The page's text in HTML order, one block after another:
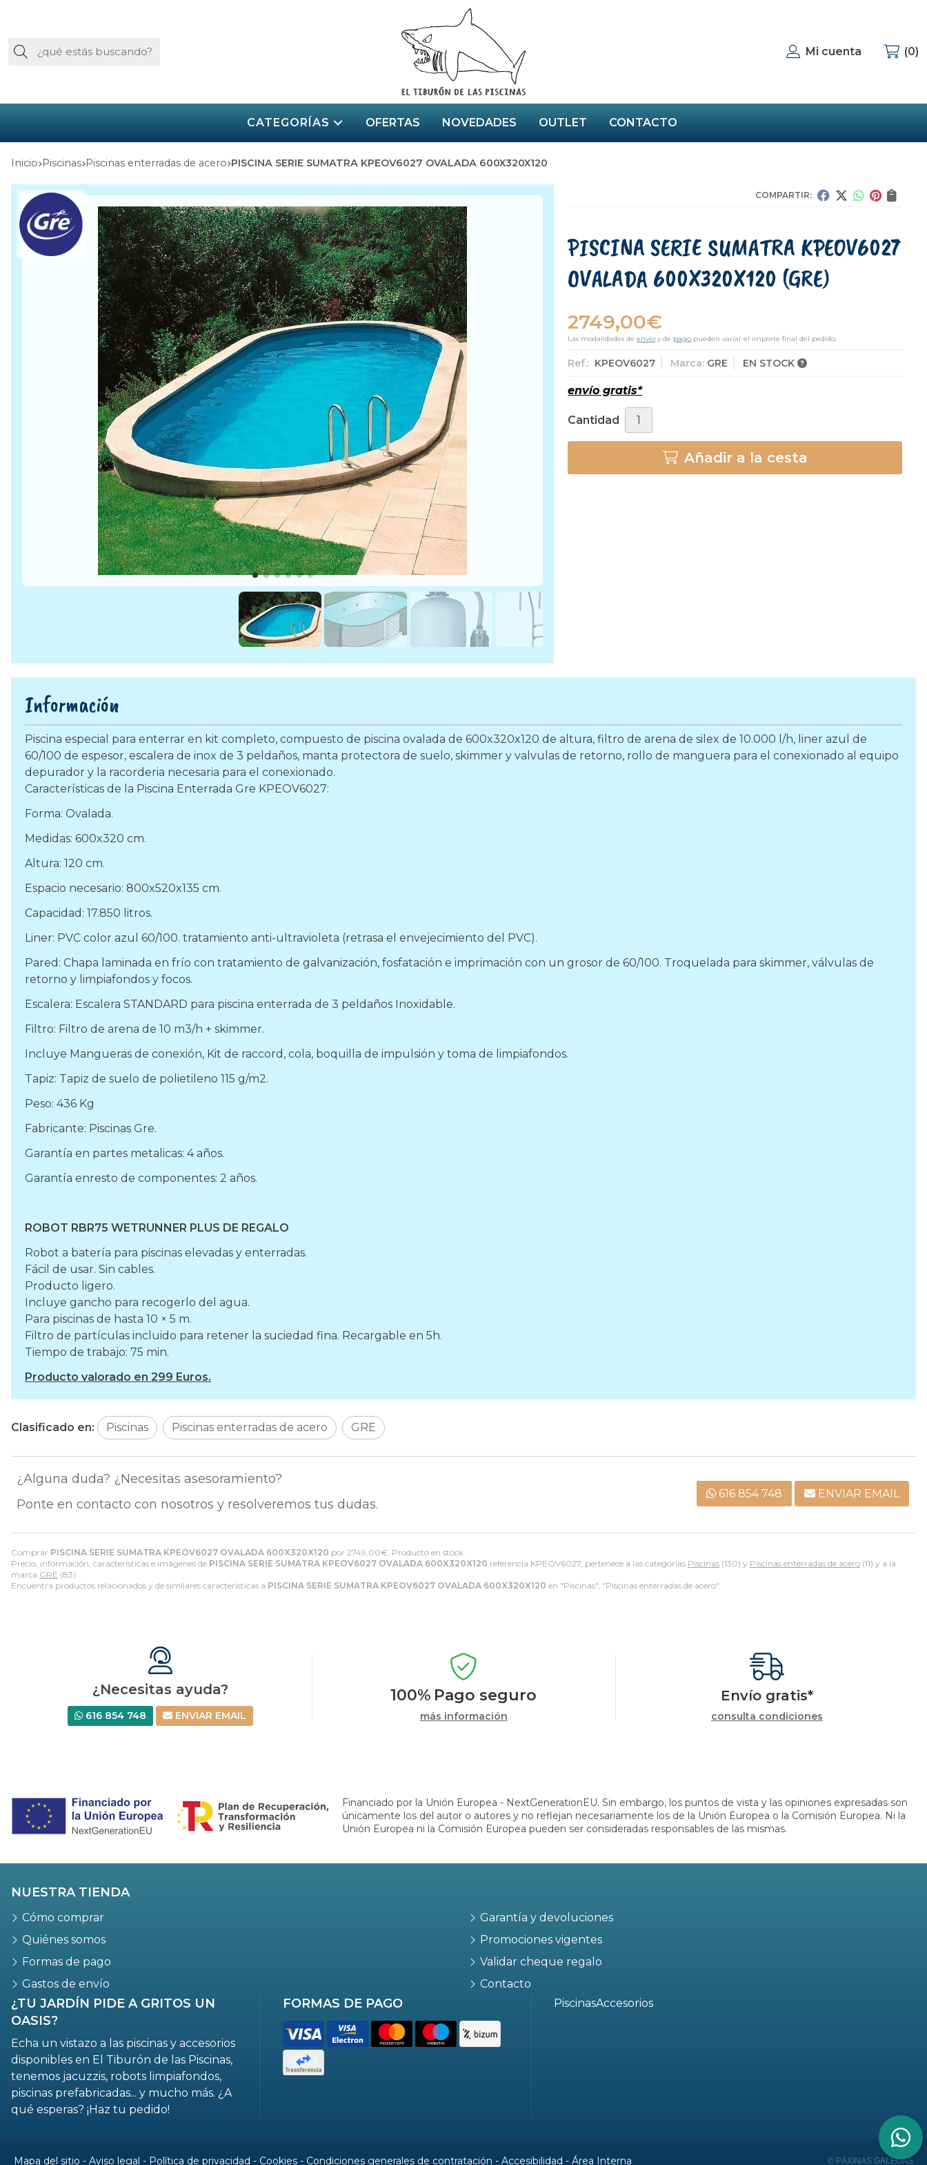
Buscar Mi cuenta 0
CATEGORÍAS OFERTAS NOVEDADES OUTLET CONTACTO
Inicio piscinas piscinas enterradas de acero PISCINA SERIE SUMATRA KPEOV6027 OVALADA 600X320X120
COMPARTIR:
PISCINA SERIE SUMATRA KPEOV6027
OVALADA 600X320X120 (GRE)
2749,00€
Las modalidades deenvío y de pago pueden variar el importe final del pedido.
Ref.: KPEOV6027 Marca: GRE EN STOCK
envío gratis*
Cantidad
Añadir a la cesta
Comprar PISCINA SERIE SUMATRA KPEOV6027 OVALADA 600X320X120 por 2749,00€. Producto en stock.
Precio, información, características e imágenes de PISCINA SERIE SUMATRA KPEOV6027 OVALADA 600X320X120 referencia KPEOV6027, pertenece a las categorías Piscinas (130) y Piscinas enterradas de acero (11) y a la
marca GRE (83).
Encuentra productos relacionados y de similares características a PISCINA SERIE SUMATRA KPEOV6027 OVALADA 600X320X120 en "Piscinas", "Piscinas enterradas de acero".
Información
Piscina especial para enterrar en kit completo, compuesto de piscina ovalada de 600x320x120 de altura, filtro de arena de silex de 10.000 l/h, liner azul de
60/100 de espesor, escalera de inox de 3 peldaños, manta protectora de suelo, skimmer y valvulas de retorno, rollo de manguera para el conexionado al equipo
depurador y la racorderia necesaria para el conexionado.
Características de la Piscina Enterrada Gre KPEOV6027:
Forma: Ovalada.
Medidas: 600x320 cm.
Altura: 120 cm.
Espacio necesario: 800x520x135 cm.
Capacidad: 17.850 litros.
Liner: PVC color azul 60/100. tratamiento anti-ultravioleta (retrasa el envejecimiento del PVC).
Pared: Chapa laminada en frío con tratamiento de galvanización, fosfatación e imprimación con un grosor de 60/100. Troquelada para skimmer, válvulas de
retorno y limpiafondos y focos.
Escalera: Escalera STANDARD para piscina enterrada de 3 peldaños Inoxidable.
Filtro: Filtro de arena de 10 m3/h + skimmer.
Incluye Mangueras de conexión, Kit de raccord, cola, boquilla de impulsión y toma de limpiafondos.
Tapiz: Tapiz de suelo de polietileno 115 g/m2.
Peso: 436 Kg
Fabricante: Piscinas Gre.
Garantía en partes metalicas: 4 años.
Garantía enresto de componentes: 2 años.
ROBOT RBR75 WETRUNNER PLUS DE REGALO
Robot a batería para piscinas elevadas y enterradas.
Fácil de usar. Sin cables.
Producto ligero.
Incluye gancho para recogerlo del agua.
Para piscinas de hasta 10 × 5 m.
Filtro de partículas incluido para retener la suciedad fina. Recargable en 5h.
Tiempo de trabajo: 75 min.
Producto valorado en 299 Euros.
Clasificado en: Piscinas Piscinas enterradas de acero GRE
¿Alguna duda? ¿Necesitas asesoramiento?
Ponte en contacto con nosotros y resolveremos tus dudas.
616 854 748 ENVIAR EMAIL
¿Necesitas ayuda?
616 854 748 ENVIAR EMAIL
100% Pago seguro
más información
Envío gratis*
consulta condiciones
Financiado por la Unión Europea - NextGenerationEU. Sin embargo, los puntos de vista y las opiniones expresadas son
únicamente los del autor o autores y no reflejan necesariamente los de la Unión Europea o la Comisión Europea. Ni la
Unión Europea ni la Comisión Europea pueden ser consideradas responsables de las mismas.
¿TU JARDÍN PIDE A GRITOS UN
OASIS?
Echa un vistazo a las piscinas y accesorios
disponibles en El Tiburón de las Piscinas,
tenemos jacuzzis, robots limpiafondos,
piscinas prefabricadas... y mucho más. ¿A
qué esperas? ¡Haz tu pedido!
FORMAS DE PAGO
NUESTRA TIENDA
Cómo comprar
Quiénes somos
Formas de pago
Gastos de envío
Garantía y devoluciones
Promociones vigentes
Validar cheque regalo
Contacto
PiscinasAccesorios
Mapa del sitio - Aviso legal - Política de privacidad - Cookies - Condiciones generales de contratación - Accesibilidad - Área Interna © PÁXINAS GALEGAS